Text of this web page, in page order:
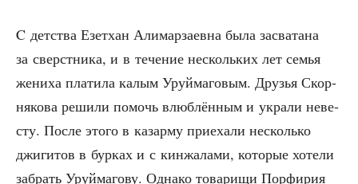
C дет­ства Езет­хан Али­мар­за­ев­на была засва­та­на
за сверст­ни­ка, и в тече­ние несколь­ких лет семья
жени­ха пла­ти­ла калым Уруй­ма­го­вым. Дру­зья Скор­
ня­ко­ва реши­ли помочь влюб­лён­ным и укра­ли неве­
сту. После это­го в казар­му при­е­ха­ли несколь­ко
джи­ги­тов в бур­ках и с кин­жа­ла­ми, кото­рые хоте­ли
забрать Уруй­ма­го­ву. Одна­ко това­ри­щи Пор­фи­рия